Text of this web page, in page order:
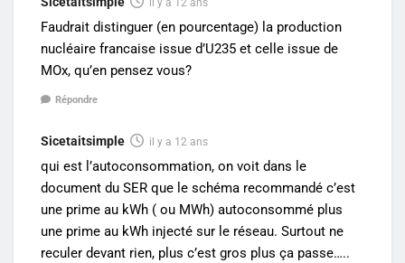
Faudrait distinguer (en pourcentage) la production
nucléaire francaise issue d’U235 et celle issue de
MOx, qu’en pensez vous?
Répondre
Sicetaitsimple il y a 12 ans
qui est l’autoconsommation, on voit dans le
document du SER que le schéma recommandé c’est
une prime au kWh ( ou MWh) autoconsommé plus
une prime au kWh injecté sur le réseau. Surtout ne
reculer devant rien, plus c’est gros plus ça passe…..